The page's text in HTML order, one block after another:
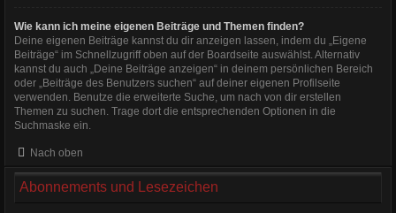
Wie kann ich meine eigenen Beiträge und Themen finden?
Deine eigenen Beiträge kannst du dir anzeigen lassen, indem du „Eigene
Beiträge“ im Schnellzugriff oben auf der Boardseite auswählst. Alternativ
kannst du auch „Deine Beiträge anzeigen“ in deinem persönlichen Bereich
oder „Beiträge des Benutzers suchen“ auf deiner eigenen Profilseite
verwenden. Benutze die erweiterte Suche, um nach von dir erstellen
Themen zu suchen. Trage dort die entsprechenden Optionen in die
Suchmaske ein.
Nach oben
Abonnements und Lesezeichen